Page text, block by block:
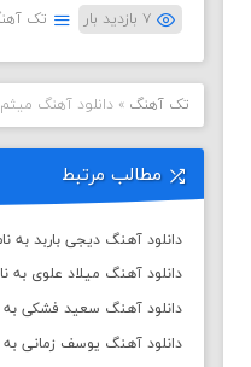
۷ بازدید بار تک
تک آهنگ »دانلود آهنگ
مطالب مرتبط
دانلود آهنگ دیجی باربد به نام
دانلود آهنگ میلاد علوی
دانلود آهنگ سعید فشکی به
دانلود آهنگ یوسف زمانی به